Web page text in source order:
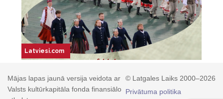
© Latgales Laiks 2000–2026
Privātuma politika
Mājas lapas jaunā versija veidota ar
Valsts kultūrkapitāla fonda finansiālo